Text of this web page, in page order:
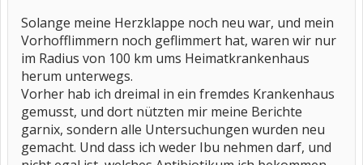
Solange meine Herzklappe noch neu war, und mein
Vorhofflimmern noch geflimmert hat, waren wir nur
im Radius von 100 km ums Heimatkrankenhaus
herum unterwegs.
Vorher hab ich dreimal in ein fremdes Krankenhaus
gemusst, und dort nützten mir meine Berichte
garnix, sondern alle Untersuchungen wurden neu
gemacht. Und dass ich weder Ibu nehmen darf, und